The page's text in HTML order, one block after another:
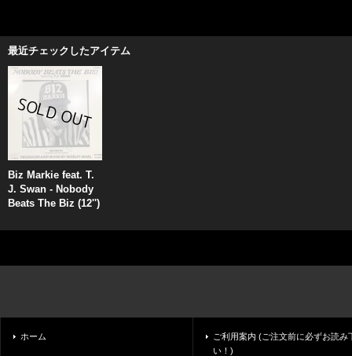
最近チェックしたアイテム
Biz Markie feat. T.
J. Swan - Nobody
Beats The Biz (12'')
ホーム
ご利用案内 (ご注文前に必ずお読み
い！)